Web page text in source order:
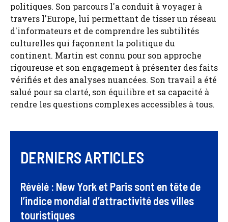
politiques. Son parcours l'a conduit à voyager à
travers l'Europe, lui permettant de tisser un réseau
d'informateurs et de comprendre les subtilités
culturelles qui façonnent la politique du
continent. Martin est connu pour son approche
rigoureuse et son engagement à présenter des faits
vérifiés et des analyses nuancées. Son travail a été
salué pour sa clarté, son équilibre et sa capacité à
rendre les questions complexes accessibles à tous.
DERNIERS ARTICLES
Révélé : New York et Paris sont en tête de
l’indice mondial d’attractivité des villes
touristiques